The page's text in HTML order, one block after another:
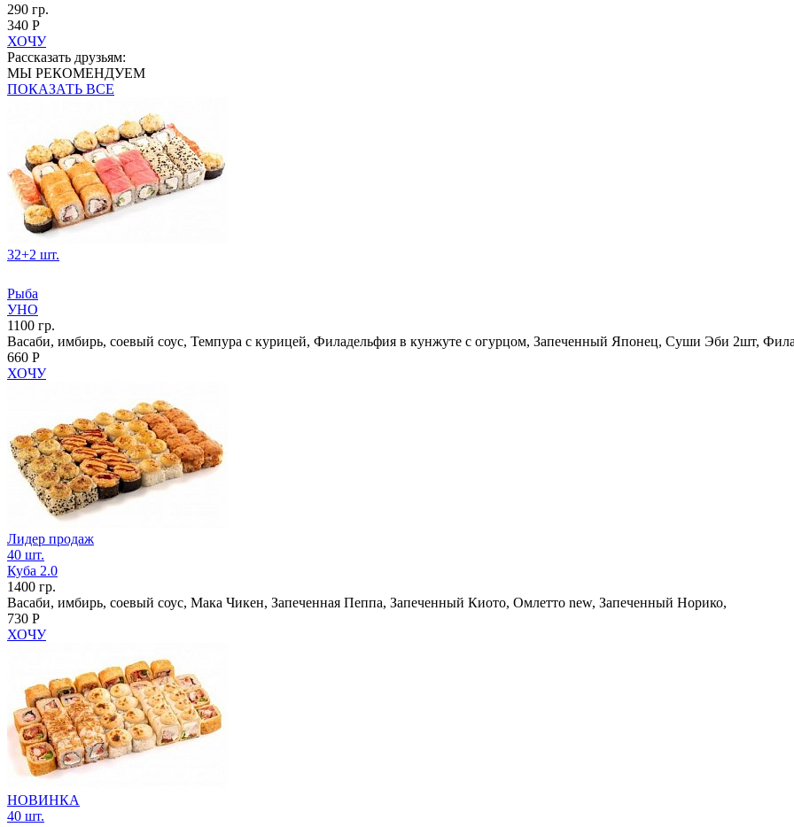
290 гр.
340 Р
ХОЧУ
Рассказать друзьям:
МЫ РЕКОМЕНДУЕМ
ПОКАЗАТЬ ВСЕ
32+2 шт.
Рыба
УНО
1100 гр.
Васаби, имбирь, соевый соус, Темпура с курицей, Филадельфия в кунжуте с огурцом, Запеченный Японец, Суши Эби 2шт,
660 Р
ХОЧУ
Лидер продаж
40 шт.
Куба 2.0
1400 гр.
Васаби, имбирь, соевый соус, Мака Чикен, Запеченная Пеппа, Запеченный Киото, Омлетто new, Запеченный Норико,
730 Р
ХОЧУ
НОВИНКА
40 шт.